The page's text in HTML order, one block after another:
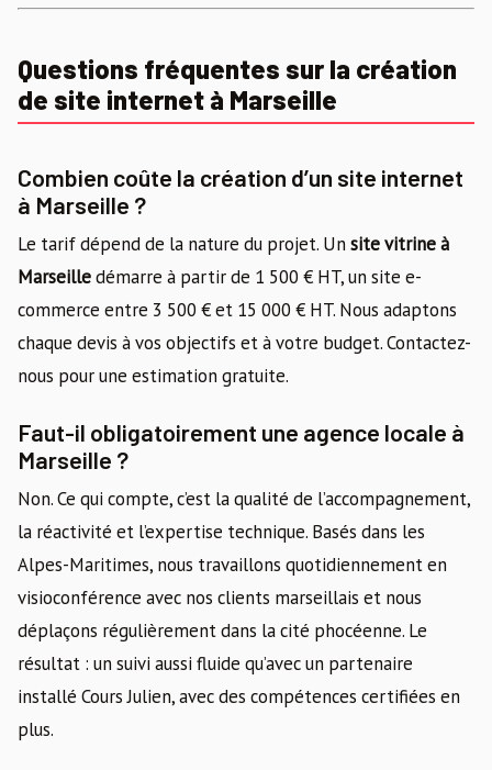
Questions fréquentes sur la création
de site internet à Marseille
Combien coûte la création d’un site internet
à Marseille ?
Le tarif dépend de la nature du projet. Un site vitrine à
Marseilledémarre à partir de 1 500 € HT, un site e-
commerce entre 3 500 € et 15 000 € HT. Nous adaptons
chaque devis à vos objectifs et à votre budget. Contactez-
nous pour une estimation gratuite.
Faut-il obligatoirement une agence locale à
Marseille ?
Non. Ce qui compte, c’est la qualité de l’accompagnement,
la réactivité et l’expertise technique. Basés dans les
Alpes-Maritimes, nous travaillons quotidiennement en
visioconférence avec nos clients marseillais et nous
déplaçons régulièrement dans la cité phocéenne. Le
résultat : un suivi aussi fluide qu’avec un partenaire
installé Cours Julien, avec des compétences certifiées en
plus.